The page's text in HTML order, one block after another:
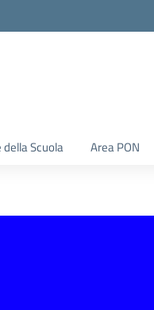
della Scuola Area PON